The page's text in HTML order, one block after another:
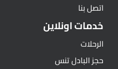
اتصل بنا
خدمات اونلاين
الرحلات
حجز البادل تنس